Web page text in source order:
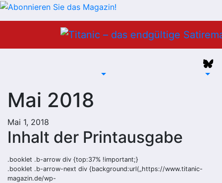
Mai 2018
Mai 1, 2018
Inhalt der Printausgabe
.booklet .b-arrow div {top:37% !important;}
.booklet .b-arrow-next div {background:url(„https://www.titanic-
magazin.de/wp-